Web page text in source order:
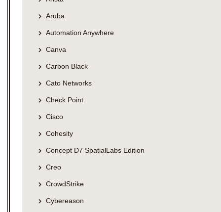
Aruba
Automation Anywhere
Canva
Carbon Black
Cato Networks
Check Point
Cisco
Cohesity
Concept D7 SpatialLabs Edition
Creo
CrowdStrike
Cybereason